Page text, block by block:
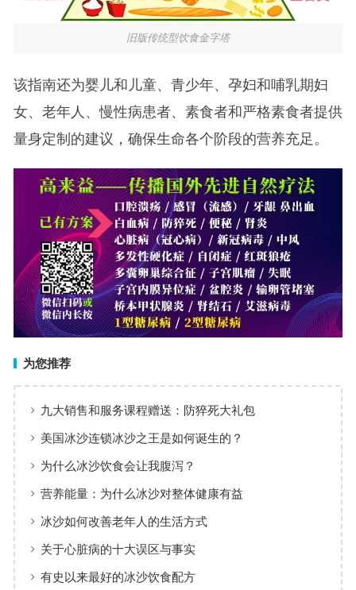
旧版传统型饮食金字塔
该指南还为婴儿和儿童、青少年、孕妇和哺乳期妇
女、老年人、慢性病患者、素食者和严格素食者提供
量身定制的建议，确保生命各个阶段的营养充足。
为您推荐
九大销售和服务课程赠送：防猝死大礼包
美国冰沙连锁冰沙之王是如何诞生的？
为什么冰沙饮食会让我腹泻？
营养能量：为什么冰沙对整体健康有益
冰沙如何改善老年人的生活方式
关于心脏病的十大误区与事实
有史以来最好的冰沙饮食配方